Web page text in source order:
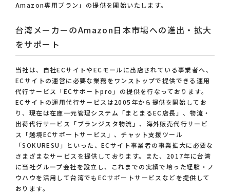
Amazon専用プラン」の提供を開始いたします。
台湾メーカーのAmazon日本市場への進出・拡大
をサポート
当社は、自社ECサイトやECモールに出店されている事業者へ、
ECサイトの運営に必要な業務をワンストップで提供できる運用
代行サービス「ECサポートpro」の提供を行なっております。
ECサイトの運用代行サービスは2005年から提供を開始してお
り、現在は在庫一元管理システム「まとまるEC店長」、物流・
出荷代行サービス「ブランジスタ物流」、海外販売代行サービ
ス「越境ECサポートサービス」、チャット支援ツール
「SOKURESU」といった、ECサイト事業者の事業拡大に必要な
さまざまなサービスを提供しております。また、2017年に台湾
に当社グループ会社を設立し、これまでの実績で培った経験・ノ
ウハウを活用して台湾でもECサポートサービスなどを提供して
おります。